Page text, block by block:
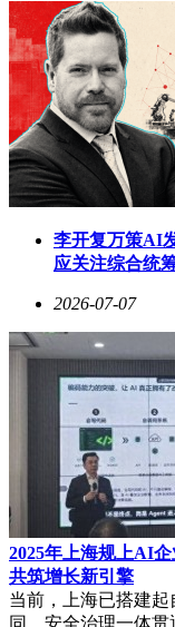
其独创的回环菊花链
同步检测数百个电压
抗干扰性与通信稳定
在适配性方面，该系
数，可匹配锂电池、
充/过放保护阈值。
态调整，使其应用场
领域，实现跨电压平
李开复万策AI
应关注综合统
2026-07-07
2025年上海规上AI
共筑增长新引擎
当前，上海已搭建
同、安全治理一体